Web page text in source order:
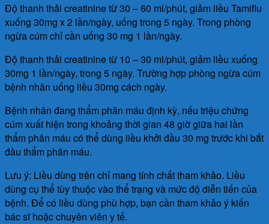
Độ thanh thải creatinine từ 30 – 60 ml/phút, giảm liều Tamiflu
xuống 30mg x 2 lần/ngày, uống trong 5 ngày. Trong phòng
ngừa cúm chỉ cần uống 30 mg 1 lần/ngày.
Độ thanh thải creatinine từ 10 – 30 ml/phút, giảm liều xuống
30mg 1 lần/ngày, trong 5 ngày. Trường hợp phòng ngừa cúm
bệnh nhân uống liều 30mg cách ngày.
Bệnh nhân đang thẩm phân máu định kỳ, nếu triệu chứng
cúm xuất hiện trong khoảng thời gian 48 giờ giữa hai lần
thẩm phân máu có thể dùng liều khởi đầu 30 mg trước khi bắt
đầu thẩm phân máu.
Lưu ý: Liều dùng trên chỉ mang tính chất tham khảo. Liều
dùng cụ thể tùy thuộc vào thể trạng và mức độ diễn tiến của
bệnh. Để có liều dùng phù hợp, bạn cần tham khảo ý kiến
bác sĩ hoặc chuyên viên y tế.